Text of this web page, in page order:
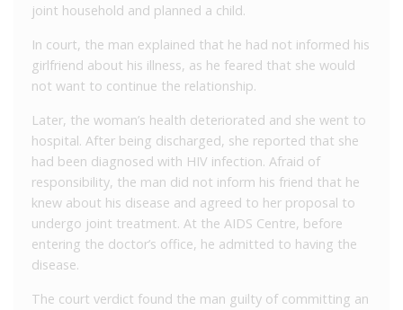
joint household and planned a child.
In court, the man explained that he had not informed his
girlfriend about his illness, as he feared that she would
not want to continue the relationship.
Later, the woman’s health deteriorated and she went to
hospital. After being discharged, she reported that she
had been diagnosed with HIV infection. Afraid of
responsibility, the man did not inform his friend that he
knew about his disease and agreed to her proposal to
undergo joint treatment. At the AIDS Centre, before
entering the doctor’s office, he admitted to having the
disease.
The court verdict found the man guilty of committing an